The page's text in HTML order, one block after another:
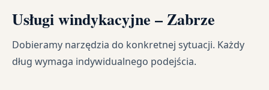
Usługi windykacyjne – Zabrze
Dobieramy narzędzia do konkretnej sytuacji. Każdy
dług wymaga indywidualnego podejścia.